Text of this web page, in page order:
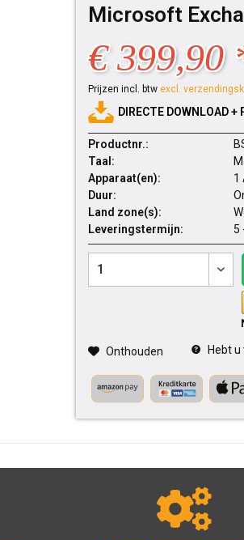
Microsoft
€ 399,90
Prijzen incl. btw excl.
DIRECTE DOWNLOAD +
Productnr.:
Taal:
Apparaat(en):
1
Duur:
Land zone(s):
Leveringstermijn:
5
Onthouden Hebt